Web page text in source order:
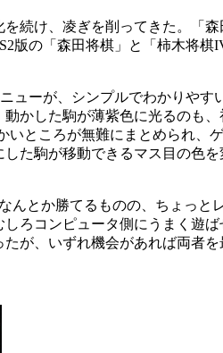
続け、凌ぎを削ってきた。「森
版の「森田将棋」と「柿木将棋
ューが、シンプルでわかりやす
かした駒が薄紫色に光るのも
ところが無難にまとめられ、
た駒が移動できるマス目の色を
とか勝てるものの、ちょっと
ろコンピュータ側にうまく遊
が、いずれ機会があれば両者